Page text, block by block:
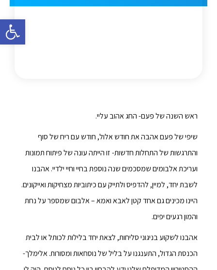
פתח
ראש השנה של פעם- החג אהוב עליי.
שיפי של פעם אהבה את חודש אלול, חודש עם ריח של סוף
והתרגשות של התחלות חדשות- זו הייתה עונה של פיתוח תמונות
ועריכת אלבומים שמסכמים שנה נוספת בחיי וחיי ילדיי. אהבנו
לשבת יחד, למיין, להדפיס ולתייק עם כיתוביות מצחיקות ואייקונים.
היינו מכינים גם אחד קטן לאבא ואמא – אלבום שמספר על נחת
והמון רגעים יפים.
אהבנו לשקוע בניגוני סליחות, לצאת יחד בלילות לכותל או לבית
הכנסת הגדול, התענגנו על בליל של נוסחאות ומסורות. אלימלך-